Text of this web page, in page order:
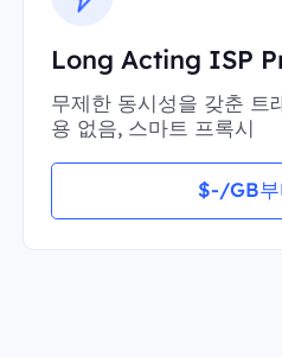
Long Acting ISP
무제한 동시성을 갖춘 트
용 없음, 스마트 프록시
$-/GB부